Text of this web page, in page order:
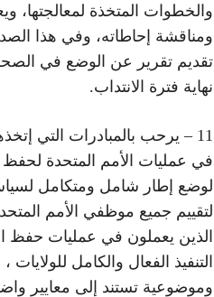
والخطوات المتخذة لمعالجتها،
ومناقشة إحاطاته، وفي هذا
تقديم تقرير عن الوضع في
نهاية فترة الانتداب.
11 – يرحب بالمبادرات التي
في عمليات الأمم المتحدة
لوضع إطار شامل ومتكامل
لتقييم جميع موظفي الأمم
الذين يعملون في عمليات حفظ
التنفيذ الفعال والكامل
وموضوعية تستند إلى معايير